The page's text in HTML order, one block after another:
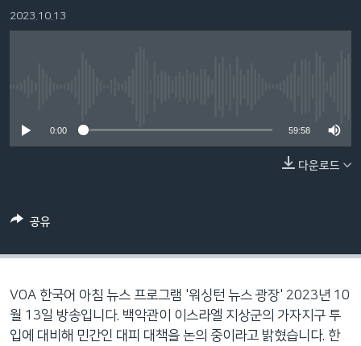
인
콘
이
으
로
이
프로그램
FOLLOW US
2023.10.13
0:00 59:58
다운로드
공유
VOA 한국어 아침 뉴스 프로그램 '워싱턴 뉴스 광장' 2023년 10
월 13일 방송입니다. 백악관이 이스라엘 지상군의 가자지구 투
입에 대비해 민간인 대피 대책을 논의 중이라고 밝혔습니다. 한